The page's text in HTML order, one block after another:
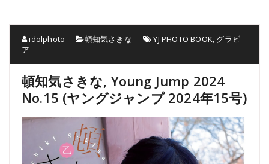
idolphoto 頓知気さきな YJ PHOTO BOOK, グラビ
ア
頓知気さきな, Young Jump 2024
No.15 (ヤングジャンプ 2024年15号)